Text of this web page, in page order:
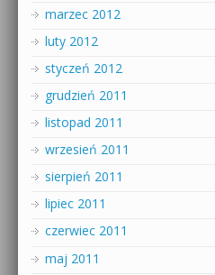
marzec 2012
luty 2012
styczeń 2012
grudzień 2011
listopad 2011
wrzesień 2011
sierpień 2011
lipiec 2011
czerwiec 2011
maj 2011